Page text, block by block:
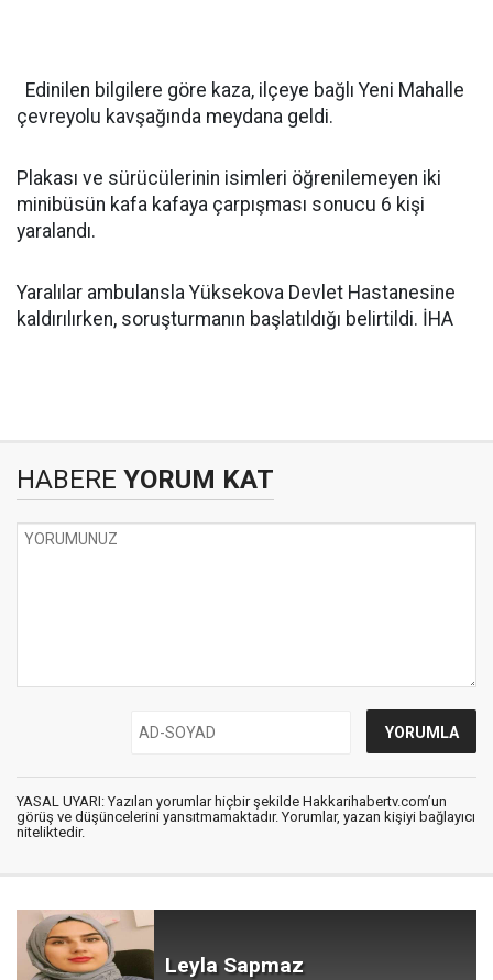
Edinilen bilgilere göre kaza, ilçeye bağlı Yeni Mahalle
çevreyolu kavşağında meydana geldi.
Plakası ve sürücülerinin isimleri öğrenilemeyen iki
minibüsün kafa kafaya çarpışması sonucu 6 kişi
yaralandı.
Yaralılar ambulansla Yüksekova Devlet Hastanesine
kaldırılırken, soruşturmanın başlatıldığı belirtildi. İHA
HABERE YORUM KAT
YASAL UYARI: Yazılan yorumlar hiçbir şekilde Hakkarihabertv.com’un
görüş ve düşüncelerini yansıtmamaktadır. Yorumlar, yazan kişiyi bağlayıcı
niteliktedir.
Leyla Sapmaz